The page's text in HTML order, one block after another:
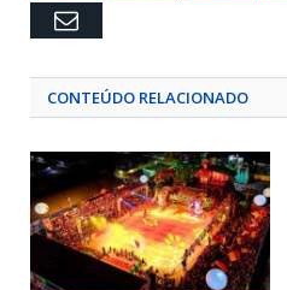
Email
CONTEÚDO RELACIONADO